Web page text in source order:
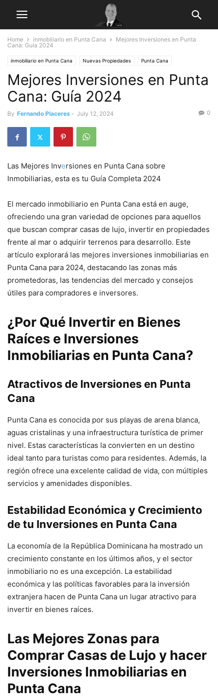
Home inmobiliario en Punta Cana
Mejores Inversiones en Punta
Cana: Guía 2024
inmobiliario en Punta Cana Nuevas Propiedades Punta Cana
Punta Cana Real Estate
Mejores Inversiones en Punta
Cana: Guía 2024
By Fernando Placeres - July 12, 2024 0
Las Mejores Inversiones en Punta Cana sobre
Inmobiliarias, esta es tu Guía Completa 2024
El mercado inmobiliario en Punta Cana está en auge,
ofreciendo una gran variedad de opciones para aquellos
que buscan comprar casas de lujo, invertir en propiedades
frente al mar o adquirir terrenos para desarrollo. Este
artículo explorará las mejores inversiones inmobiliarias en
Punta Cana para 2024, destacando las zonas más
prometedoras, las tendencias del mercado y consejos
útiles para compradores e inversores.
¿Por Qué Invertir en Bienes
Raíces e Inversiones
Inmobiliarias en Punta Cana?
Atractivos de Inversiones en Punta
Cana
Punta Cana es conocida por sus playas de arena blanca,
aguas cristalinas y una infraestructura turística de primer
nivel. Estas características la convierten en un destino
ideal tanto para turistas como para residentes. Además, la
región ofrece una excelente calidad de vida, con múltiples
servicios y amenidades disponibles.
Estabilidad Económica y Crecimiento
de tu Inversiones en Punta Cana
La economía de la República Dominicana ha mostrado un
crecimiento constante en los últimos años, y el sector
inmobiliario no es una excepción. La estabilidad
económica y las políticas favorables para la inversión
extranjera hacen de Punta Cana un lugar atractivo para
invertir en bienes raíces.
Las Mejores Zonas para
Comprar Casas de Lujo y hacer
Inversiones Inmobiliarias en
Punta Cana